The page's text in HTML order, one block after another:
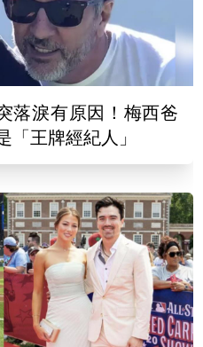
落淚有原因！梅西爸
曾是「王牌經紀人」